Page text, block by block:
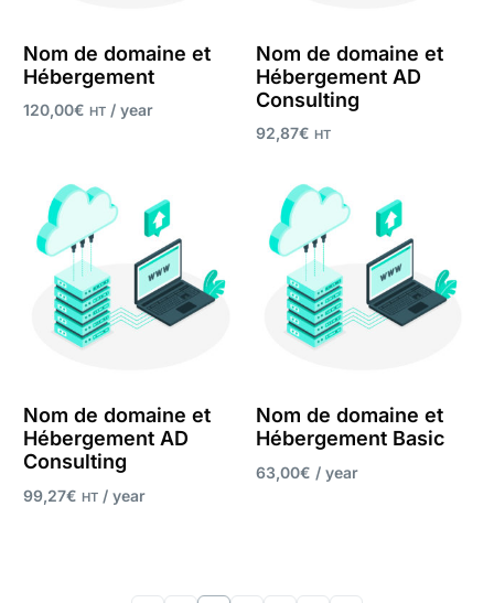
Nom de domaine et
Hébergement
120,00€ HT / year
Nom de domaine et
Hébergement AD
Consulting
92,87€ HT
Nom de domaine et
Hébergement AD
Consulting
99,27€ HT / year
Nom de domaine et
Hébergement Basic
63,00€ / year